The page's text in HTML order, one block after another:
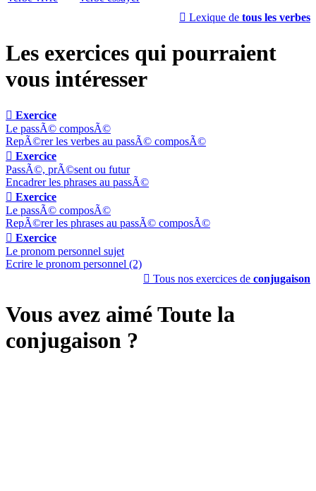
 Lexique de tous les verbes
Les exercices qui pourraient
vous intéresser
 Exercice
Le passÃ© composÃ©
RepÃ©rer les verbes au passÃ© composÃ©
 Exercice
PassÃ©, prÃ©sent ou futur
Encadrer les phrases au passÃ©
 Exercice
Le passÃ© composÃ©
RepÃ©rer les phrases au passÃ© composÃ©
 Exercice
Le pronom personnel sujet
Ecrire le pronom personnel (2)
 Tous nos exercices de conjugaison
Vous avez aimé Toute la
conjugaison ?